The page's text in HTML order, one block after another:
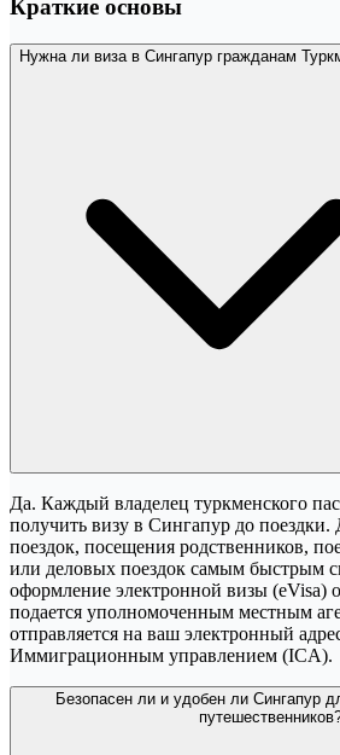
Краткие основы
Нужна ли виза в Сингапур гражданам
Да. Каждый владелец туркменского
получить визу в Сингапур до поездки.
поездок, посещения родственников,
или деловых поездок самым быстрым
оформление электронной визы (eVisa)
подается уполномоченным местным
отправляется на ваш электронный
Иммиграционным управлением (ICA).
Безопасен ли и удобен ли Сингапур